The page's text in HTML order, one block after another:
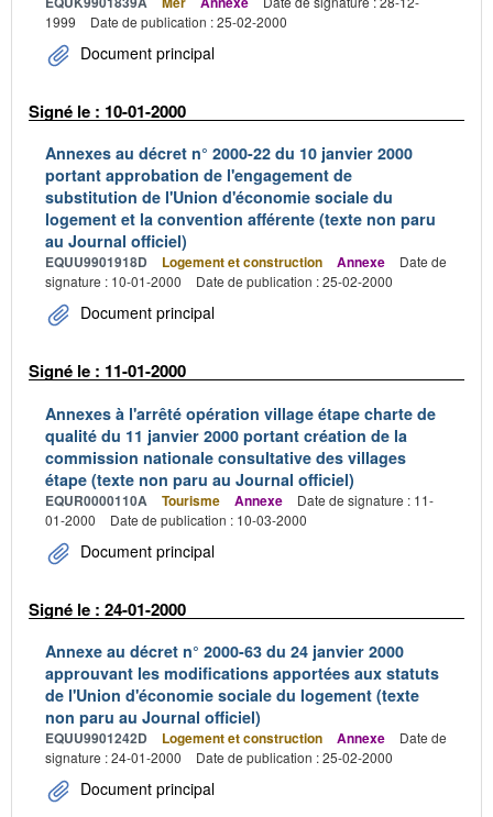
1999
Date de publication : 25-02-2000
Document principal
Signé le : 10-01-2000
Annexes au décret n° 2000-22 du 10 janvier 2000
portant approbation de l'engagement de
substitution de l'Union d'économie sociale du
logement et la convention afférente (texte non paru
au Journal officiel)
EQUU9901918D Logement et construction Annexe
Date de
signature : 10-01-2000
Date de publication : 25-02-2000
Document principal
Signé le : 11-01-2000
Annexes à l'arrêté opération village étape charte de
qualité du 11 janvier 2000 portant création de la
commission nationale consultative des villages
étape (texte non paru au Journal officiel)
EQUR0000110A Tourisme Annexe
Date de signature : 11-
01-2000
Date de publication : 10-03-2000
Document principal
Signé le : 24-01-2000
Annexe au décret n° 2000-63 du 24 janvier 2000
approuvant les modifications apportées aux statuts
de l'Union d'économie sociale du logement (texte
non paru au Journal officiel)
EQUU9901242D Logement et construction Annexe
Date de
signature : 24-01-2000
Date de publication : 25-02-2000
Document principal